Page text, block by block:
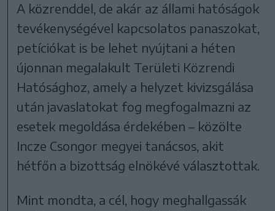
A közrenddel, de akár az állami hatóságok
tevékenységével kapcsolatos panaszokat,
petíciókat is be lehet nyújtani a héten
újonnan megalakult Területi Közrendi
Hatósághoz, amely a helyzet kivizsgálása
után javaslatokat fog megfogalmazni az
esetek megoldása érdekében – közölte
Incze Csongor megyei tanácsos, akit
hétfőn a bizottság elnökévé választottak.
Mint mondta, a cél, hogy meghallgassák